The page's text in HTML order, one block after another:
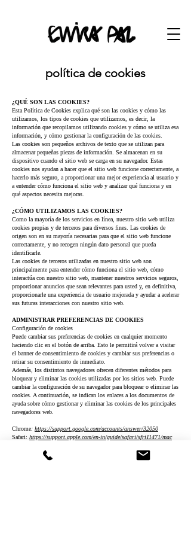
política de cookies
¿QUÉ SON LAS COOKIES?
Esta Política de Cookies explica qué son las cookies y cómo las
utilizamos, los tipos de cookies que utilizamos, es decir, la
información que recopilamos utilizando cookies y cómo se utiliza esa
información, y cómo gestionar la configuración de las cookies.
Las cookies son pequeños archivos de texto que se utilizan para
almacenar pequeñas piezas de información. Se almacenan en su
dispositivo cuando el sitio web se carga en su navegador. Estas
cookies nos ayudan a hacer que el sitio web funcione correctamente, a
hacerlo más seguro, a proporcionar una mejor experiencia al usuario y
a entender cómo funciona el sitio web y analizar qué funciona y en
qué aspectos necesita mejoras.
¿CÓMO UTILIZAMOS LAS COOKIES?
Como la mayoría de los servicios en línea, nuestro sitio web utiliza
cookies propias y de terceros para diversos fines. Las cookies de
origen son en su mayoría necesarias para que el sitio web funcione
correctamente, y no recogen ningún dato personal que pueda
identificarle.
Las cookies de terceros utilizadas en nuestro sitio web son
principalmente para entender cómo funciona el sitio web, cómo
interactúa con nuestro sitio web, mantener nuestros servicios seguros,
proporcionar anuncios que sean relevantes para usted y, en definitiva,
proporcionarle una experiencia de usuario mejorada y ayudar a acelerar
sus futuras interacciones con nuestro sitio web.
ADMINISTRAR PREFERENCIAS DE COOKIES
Configuración de cookies
Puede cambiar sus preferencias de cookies en cualquier momento
haciendo clic en el botón de arriba. Esto le permitirá volver a visitar
el banner de consentimiento de cookies y cambiar sus preferencias o
retirar su consentimiento de inmediato.
Además, los distintos navegadores ofrecen diferentes métodos para
bloquear y eliminar las cookies utilizadas por los sitios web. Puede
cambiar la configuración de su navegador para bloquear o eliminar las
cookies. A continuación, se indican los enlaces a los documentos de
ayuda sobre cómo gestionar y eliminar las cookies de los principales
navegadores web.
Chrome: https://support.google.com/accounts/answer/32050
Safari: https://support.apple.com/en-in/guide/safari/sfri11471/mac
data-firefox?redirectslug=delete-cookies-remove-info-websites-
stored&redirectlocale=en-US